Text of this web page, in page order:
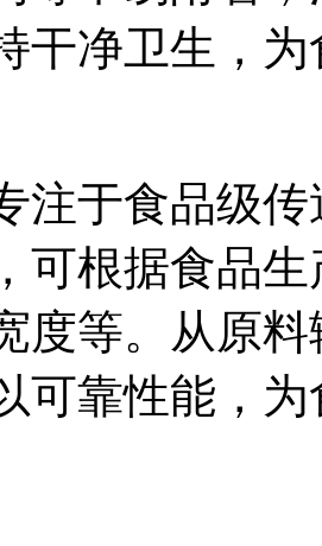
干净卫生，
注于食品级
可根据食品
度等。从原
可靠性能，